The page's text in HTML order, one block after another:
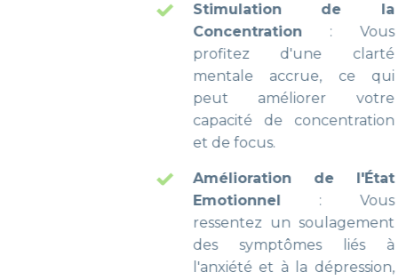
Stimulation de la
Concentration: Vous
profitez d'une clarté
mentale accrue, ce qui
peut améliorer votre
capacité de concentration
Amélioration de l'État
Emotionnel: Vous
ressentez un soulagement
des symptômes liés à
l'anxiété et à la dépression,